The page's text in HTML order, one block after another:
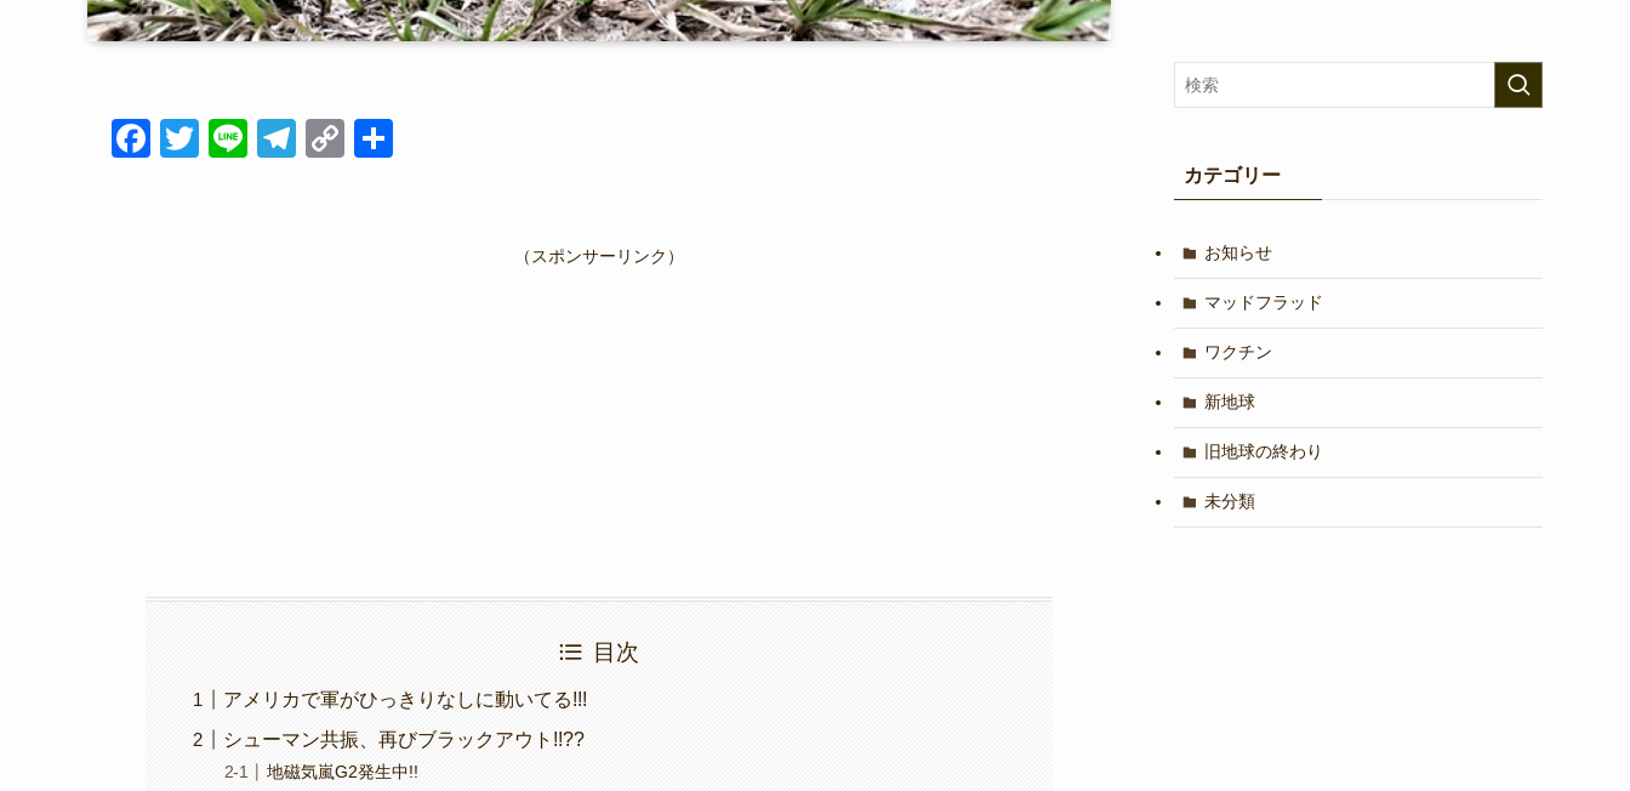
F
T
Li
T
C
（スポンサーリンク）
目次
アメリカで軍がひっきりなしに動いてる!!!
シューマン共振、再びブラックアウト!!??
地磁気嵐G2発生中!!
カテゴリー
お知らせ
マッドフラッド
ワクチン
新地球
旧地球の終わり
未分類